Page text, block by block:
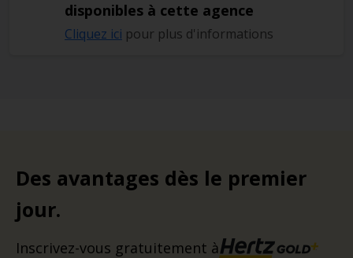
disponibles à cette agence
Cliquez ici pour plus d'informations
Des avantages dès le premier
jour.
Inscrivez-vous gratuitement à